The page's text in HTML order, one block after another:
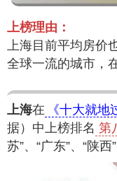
上榜理由：
上海目前平均房价
全球一流的城市，
上海在 《十大就地
据）中上榜排名 第
苏”、“广东”、“陕西”